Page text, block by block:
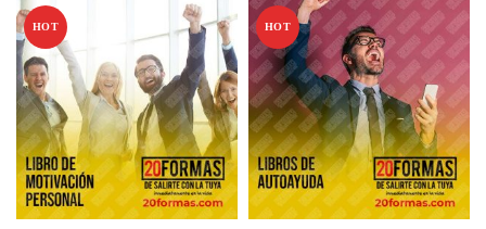
HOT HOT